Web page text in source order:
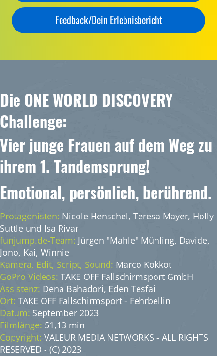
Feedback/Dein Erlebnisbericht
Die ONE WORLD DISCOVERY
Challenge:
Vier junge Frauen auf dem Weg zu
ihrem 1. Tandemsprung!
Emotional, persönlich, berührend.
Protagonisten: Nicole Henschel, Teresa Mayer, Holly
Suttle und Isa Rivar
funjump.de-Team: Jürgen "Mahle" Mühling, Davide,
Jono, Kai, Winnie
Kamera, Edit, Script, Sound: Marco Kokkot
GoPro Videos: TAKE OFF Fallschirmsport GmbH
Assistenz: Dena Bahadori, Eden Tesfai
Ort: TAKE OFF Fallschirmsport - Fehrbellin
Datum: September 2023
Filmlänge: 51,13 min
Copyright: VALEUR MEDIA NETWORKS - ALL RIGHTS
RESERVED - (C) 2023